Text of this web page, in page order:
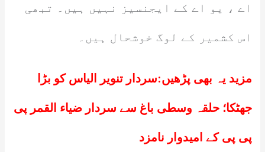
اے ، یو اے کے ایجنسیز نہیں ہیں۔ تبھی
اس کشمیر کے لوگ خوشحال ہیں۔
مزید یہ بھی پڑھیں:سردار تنویر الیاس کو بڑا
جھٹکا؛ حلقہ وسطی باغ سے سردار ضیاء القمر پی
پی پی کے امیدوار نامزد